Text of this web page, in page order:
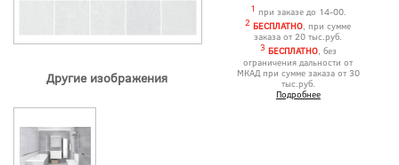
Другие изображения
1 при заказе до 14-00.
2 БЕСПЛАТНО, при сумме
заказа от 20 тыс.руб.
3 БЕСПЛАТНО, без
ограничения дальности от
МКАД при сумме заказа от 30
тыс.руб.
Подробнее